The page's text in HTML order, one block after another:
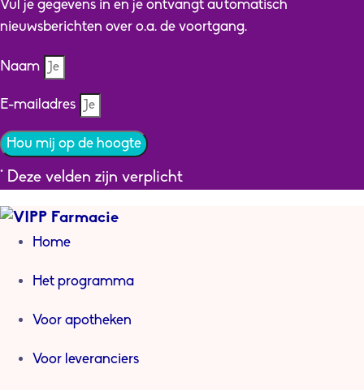
Vul je gegevens in en je ontvangt automatisch
nieuwsberichten over o.a. de voortgang.
Naam
E-mailadres
Hou mij op de hoogte
* Deze velden zijn verplicht
Home
Het programma
Voor apotheken
Voor leveranciers